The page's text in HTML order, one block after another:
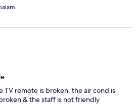
TV remote is broken, the air cond is
& the staff is not friendly